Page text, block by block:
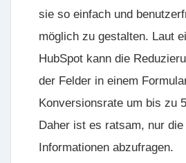
sie so einfach und
möglich zu gestalten. Laut
HubSpot kann die
der Felder in einem
Konversionsrate um bis zu
Daher ist es ratsam, nur
Informationen abzufragen.